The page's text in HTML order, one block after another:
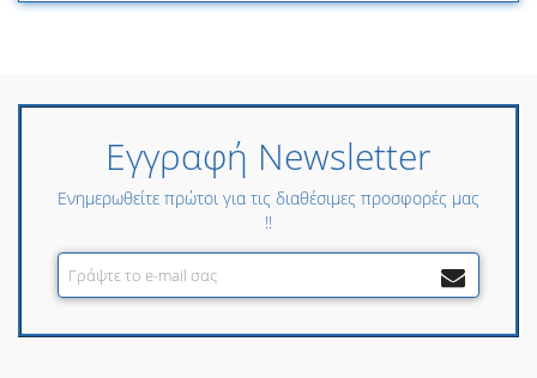
Εγγραφή Newsletter
Ενημερωθείτε πρώτοι για τις διαθέσιμες προσφορές μας
!!